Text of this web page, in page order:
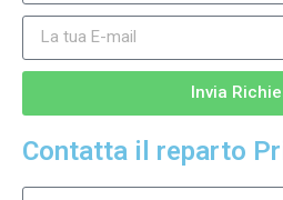
Invia
Contatta il reparto